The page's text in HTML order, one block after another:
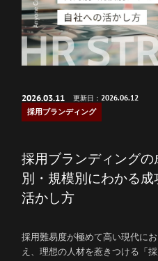
Service
サービス
Works
導入事例
Company
Career
採用情報
Career
採用情報
News
ニュース
2026.03.11 更新日：2026.06.12
採用ブランディング
採用ブランディング
別・規模別にわかる
活かし方
採用難易度が極めて高い現代に
え、理想の人材を惹きつける「